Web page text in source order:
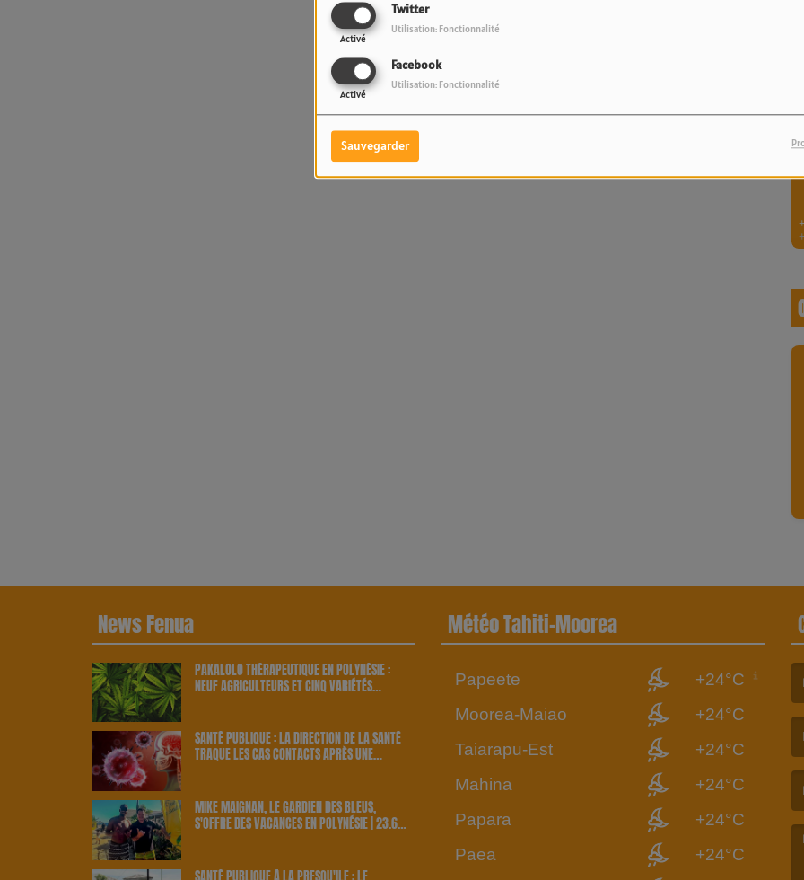
Twitter
Activé
Utilisation: Fonctionnalité
Facebook
Activé
Utilisation: Fonctionnalité
Sauvegarder
News Fenua
PAKALOLO THÉRAPEUTIQUE EN POLYNÉSIE :
NEUF AGRICULTEURS ET CINQ VARIÉTÉS
SANTÉ PUBLIQUE : LA DIRECTION DE LA SANTÉ
TRAQUE LES CAS CONTACTS APRÈS UNE
MIKE MAIGNAN, LE GARDIEN DES BLEUS,
S'OFFRE DES VACANCES EN POLYNÉSIE | 23.6
Météo Tahiti-Moorea
Papeete
+24°C
Moorea-Maiao
+24°C
Taiarapu-Est
+24°C
Mahina
+24°C
Papara
+24°C
Paea
+24°C